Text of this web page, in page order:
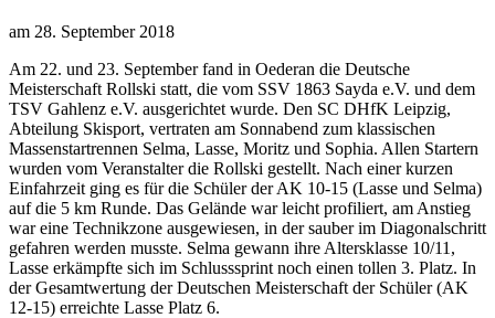
am 28. September 2018
Am 22. und 23. September fand in Oederan die Deutsche
Meisterschaft Rollski statt, die vom SSV 1863 Sayda e.V. und dem
TSV Gahlenz e.V. ausgerichtet wurde. Den SC DHfK Leipzig,
Abteilung Skisport, vertraten am Sonnabend zum klassischen
Massenstartrennen Selma, Lasse, Moritz und Sophia. Allen Startern
wurden vom Veranstalter die Rollski gestellt. Nach einer kurzen
Einfahrzeit ging es für die Schüler der AK 10-15 (Lasse und Selma)
auf die 5 km Runde. Das Gelände war leicht profiliert, am Anstieg
war eine Technikzone ausgewiesen, in der sauber im Diagonalschritt
gefahren werden musste. Selma gewann ihre Altersklasse 10/11,
Lasse erkämpfte sich im Schlusssprint noch einen tollen 3. Platz. In
der Gesamtwertung der Deutschen Meisterschaft der Schüler (AK
12-15) erreichte Lasse Platz 6.